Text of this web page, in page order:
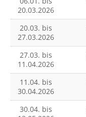
20.03.2026
20.03. bis
27.03.2026
27.03. bis
11.04.2026
11.04. bis
30.04.2026
30.04. bis